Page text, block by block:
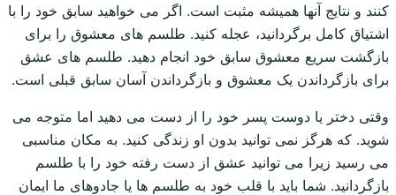
کنند و نتایج آنها همیشه مثبت است. اگر می خواهید سابق خود را با
اشتیاق کامل برگردانید، عجله کنید. طلسم های معشوق را برای
بازگشت سریع معشوق سابق خود انجام دهید. طلسم های عشق
برای بازگرداندن یک معشوق و بازگرداندن آسان سابق قبلی است.
وقتی دختر یا دوست پسر خود را از دست می دهید اما متوجه می
شوید. که هرگز نمی توانید بدون او زندگی کنید. به مکان مناسبی
می رسید زیرا می توانید عشق از دست رفته خود را با طلسم
بازگردانید. شما باید با قلب خود به طلسم ها یا جادوهای ما ایمان